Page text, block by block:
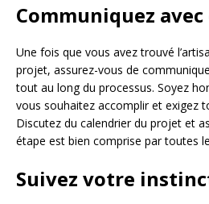
Communiquez
Une fois que vous avez trouvé
projet, assurez-vous de
tout au long du processus. Soyez
vous souhaitez accomplir et exigez
Discutez du calendrier du projet et
étape est bien comprise par toutes
Suivez votre